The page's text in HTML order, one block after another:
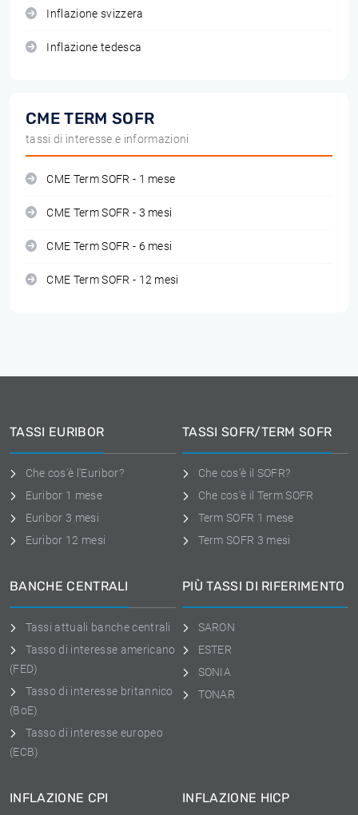
Inflazione svizzera
Inflazione tedesca
CME TERM SOFR
tassi di interesse e informazioni
CME Term SOFR - 1 mese
CME Term SOFR - 3 mesi
CME Term SOFR - 6 mesi
CME Term SOFR - 12 mesi
TASSI EURIBOR
Che cos'è l'Euribor?
Euribor 1 mese
Euribor 3 mesi
Euribor 12 mesi
TASSI SOFR/TERM SOFR
Che cos'è il SOFR?
Che cos'è il Term SOFR
Term SOFR 1 mese
Term SOFR 3 mesi
BANCHE CENTRALI
Tassi attuali banche centrali
Tasso di interesse americano
(FED)
Tasso di interesse britannico
(BoE)
Tasso di interesse europeo
(ECB)
PIÙ TASSI DI RIFERIMENTO
SARON
ESTER
SONIA
TONAR
INFLAZIONE CPI INFLAZIONE HICP